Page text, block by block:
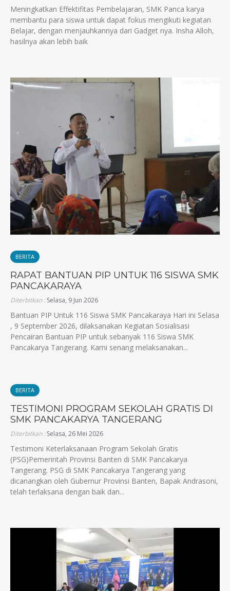
Meningkatkan Effektifitas Pembelajaran, SMK Panca karya
membantu para siswa untuk dapat fokus mengikuti kegiatan
Belajar, dengan menjauhkannya dari Gadget nya. Insha Alloh,
hasilnya akan lebih baik
BERITA
RAPAT BANTUAN PIP UNTUK 116 SISWA SMK
PANCAKARAYA
Diterbitkan :Selasa, 9 Jun 2026
Bantuan PIP Untuk 116 Siswa SMK Pancakaraya Hari ini Selasa
, 9 September 2026, dilaksanakan Kegiatan Sosialisasi
Pencairan Bantuan PIP untuk sebanyak 116 Siswa SMK
Pancakarya Tangerang. Kami senang melaksanakan...
BERITA
TESTIMONI PROGRAM SEKOLAH GRATIS DI
SMK PANCAKARYA TANGERANG
Diterbitkan :Selasa, 26 Mei 2026
Testimoni Keterlaksanaan Program Sekolah Gratis
(PSG)Pemerintah Provinsi Banten di SMK Pancakarya
Tangerang. PSG di SMK Pancakarya Tangerang yang
dicanangkan oleh Gubernur Provinsi Banten, Bapak Andrasoni,
telah terlaksana dengan baik dan...